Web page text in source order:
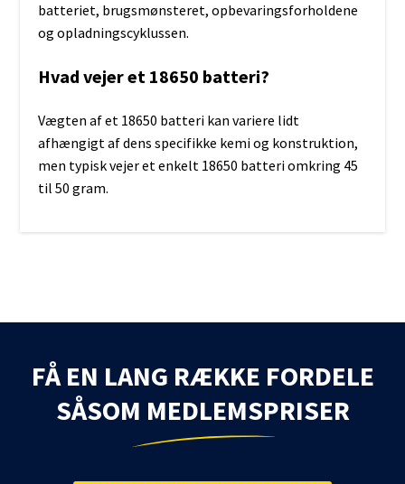
batteriet, brugsmønsteret, opbevaringsforholdene
og opladningscyklussen.
Hvad vejer et 18650 batteri?
Vægten af et 18650 batteri kan variere lidt
afhængigt af dens specifikke kemi og konstruktion,
men typisk vejer et enkelt 18650 batteri omkring 45
til 50 gram.
FÅ EN LANG RÆKKE FORDELE
SÅSOM MEDLEMSPRISER